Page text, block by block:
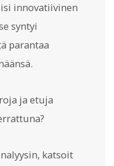
innovatiivinen
syntyi
parantaa
ja etuja
katsoit